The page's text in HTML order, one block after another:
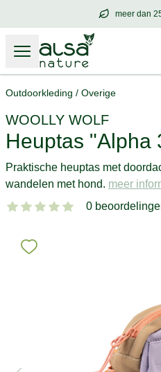
meer dan
Outdoorkleding / Overige
WOOLLY WOLF
Heuptas "Alpha
Praktische heuptas met
wandelen met hond. meer
0